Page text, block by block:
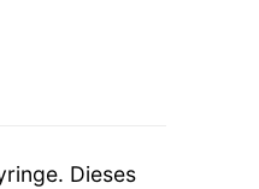
Dieses